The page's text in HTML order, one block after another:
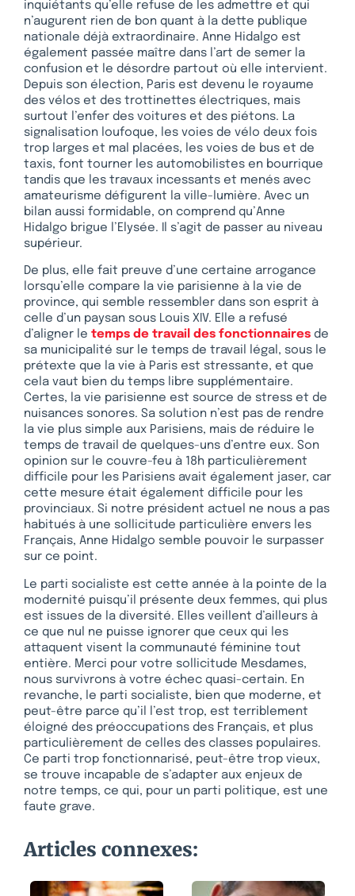
inquiétants qu’elle refuse de les admettre et qui
n’augurent rien de bon quant à la dette publique
nationale déjà extraordinaire. Anne Hidalgo est
également passée maître dans l’art de semer la
confusion et le désordre partout où elle intervient.
Depuis son élection, Paris est devenu le royaume
des vélos et des trottinettes électriques, mais
surtout l’enfer des voitures et des piétons. La
signalisation loufoque, les voies de vélo deux fois
trop larges et mal placées, les voies de bus et de
taxis, font tourner les automobilistes en bourrique
tandis que les travaux incessants et menés avec
amateurisme défigurent la ville-lumière. Avec un
bilan aussi formidable, on comprend qu’Anne
Hidalgo brigue l’Elysée. Il s’agit de passer au niveau
supérieur.
De plus, elle fait preuve d’une certaine arrogance
lorsqu’elle compare la vie parisienne à la vie de
province, qui semble ressembler dans son esprit à
celle d’un paysan sous Louis XIV. Elle a refusé
d’aligner le temps de travail des fonctionnaires de
sa municipalité sur le temps de travail légal, sous le
prétexte que la vie à Paris est stressante, et que
cela vaut bien du temps libre supplémentaire.
Certes, la vie parisienne est source de stress et de
nuisances sonores. Sa solution n’est pas de rendre
la vie plus simple aux Parisiens, mais de réduire le
temps de travail de quelques-uns d’entre eux. Son
opinion sur le couvre-feu à 18h particulièrement
difficile pour les Parisiens avait également jaser, car
cette mesure était également difficile pour les
provinciaux. Si notre président actuel ne nous a pas
habitués à une sollicitude particulière envers les
Français, Anne Hidalgo semble pouvoir le surpasser
sur ce point.
Le parti socialiste est cette année à la pointe de la
modernité puisqu’il présente deux femmes, qui plus
est issues de la diversité. Elles veillent d’ailleurs à
ce que nul ne puisse ignorer que ceux qui les
attaquent visent la communauté féminine tout
entière. Merci pour votre sollicitude Mesdames,
nous survivrons à votre échec quasi-certain. En
revanche, le parti socialiste, bien que moderne, et
peut-être parce qu’il l’est trop, est terriblement
éloigné des préoccupations des Français, et plus
particulièrement de celles des classes populaires.
Ce parti trop fonctionnarisé, peut-être trop vieux,
se trouve incapable de s’adapter aux enjeux de
notre temps, ce qui, pour un parti politique, est une
faute grave.
Articles connexes: